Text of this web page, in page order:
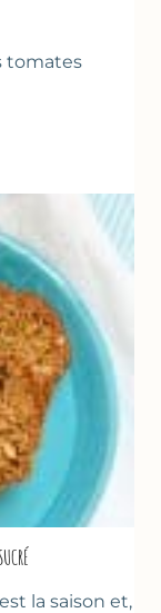
tomates
la saison et,